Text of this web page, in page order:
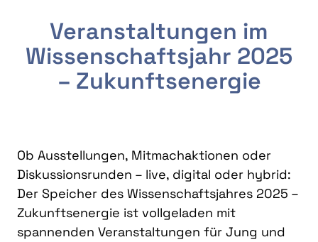
Veranstaltungen im
Wissenschaftsjahr 2025
– Zukunftsenergie
Ob Ausstellungen, Mitmachaktionen oder
Diskussionsrunden – live, digital oder hybrid:
Der Speicher des Wissenschaftsjahres 2025 –
Zukunftsenergie ist vollgeladen mit
spannenden Veranstaltungen für Jung und